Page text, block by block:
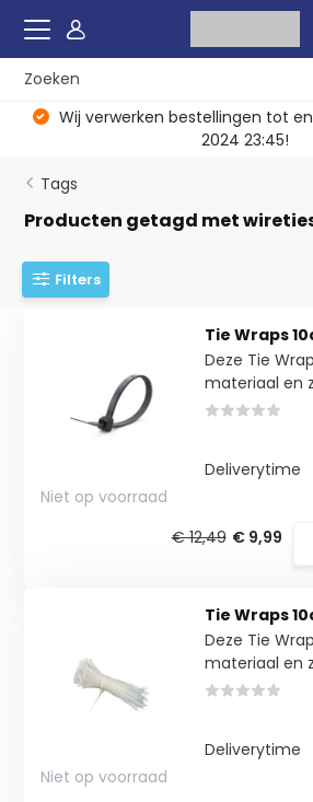
Wij verwerken bestellingen tot
2024 23:45!
Tags
Producten getagd met
Filters
Tie Wraps
Deze Tie
materiaal en
Deliverytime
Niet op voorraad
€ 12,49 € 9,99
Tie Wraps
Deze Tie
materiaal en
Deliverytime
Niet op voorraad